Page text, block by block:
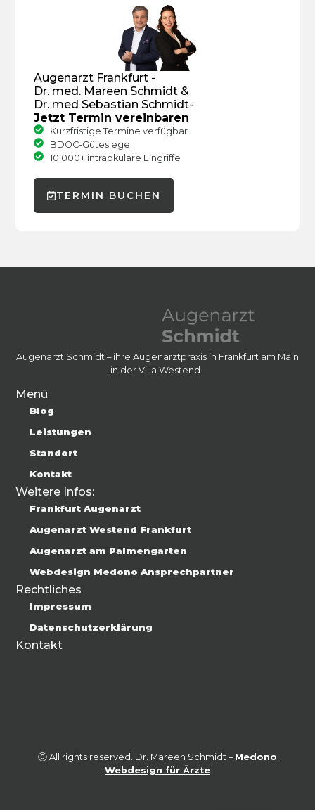
Augenarzt Frankfurt -
Dr. med. Mareen Schmidt &
Dr. med Sebastian Schmidt-
Jetzt Termin vereinbaren
Kurzfristige Termine verfügbar
BDOC-Gütesiegel
10.000+ intraokulare Eingriffe
TERMIN BUCHEN
Augenarzt Schmidt – ihre Augenarztpraxis in Frankfurt am Main
in der Villa Westend.
Menü
Blog
Leistungen
Standort
Kontakt
Weitere Infos:
Frankfurt Augenarzt
Augenarzt Westend Frankfurt
Augenarzt am Palmengarten
Webdesign Medono Ansprechpartner
Rechtliches
Impressum
Datenschutzerklärung
Kontakt
ⓒ All rights reserved. Dr. Mareen Schmidt – Medono
Webdesign für Ärzte
Russian